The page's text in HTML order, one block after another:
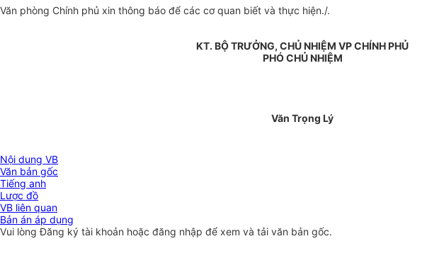
Văn phòng Chính phủ xin thông báo để các cơ quan biết và thực hiện./.
KT. BỘ TRƯỞNG, CHỦ NHIỆM VP CHÍNH PHỦ
PHÓ CHỦ NHIỆM
Văn Trọng Lý
Nội dung VB
Văn bản gốc
Tiếng anh
Lược đồ
VB liên quan
Bản án áp dụng
Vui lòngĐăng ký tài khoản hoặc đăng nhập để xem và tải văn bản gốc.